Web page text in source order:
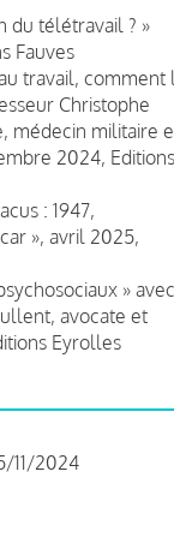
du télétravail ? »
Fauves
travail, comment
Christophe
médecin militaire
2024, Editions
: 1947,
», avril 2025,
» avec
avocate et
Eyrolles
11/2024